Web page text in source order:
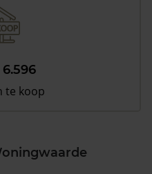
te koop